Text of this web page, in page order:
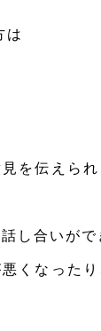
は
を伝えら
し合いがで
くなった